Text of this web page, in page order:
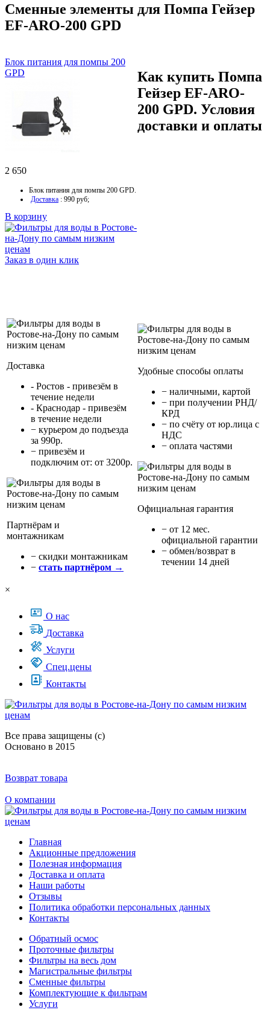
Сменные элементы для Помпа Гейзер
EF-ARO-200 GPD
Блок питания для помпы 200
GPD
2 650
Блок питания для помпы 200 GPD.
Доставка : 990 руб;
В корзину
Заказ в один клик
Как купить Помпа
Гейзер EF-ARO-
200 GPD. Условия
доставки и оплаты
Доставка
- Ростов - привезём в
течение недели
- Краснодар - привезём
в течение недели
− курьером до подъезда
за 990р.
− привезём и
подключим от: от 3200р.
Партнёрам и
монтажникам
− cкидки монтажникам
− стать партнёром →
Удобные способы оплаты
− наличными, картой
− при получении РНД/
КРД
− по счёту от юр.лица с
НДС
− оплата частями
Официальная гарантия
− от 12 мес.
официальной гарантии
− обмен/возврат в
течении 14 дней
×
О нас
Доставка
Услуги
Спец.цены
Контакты
Все права защищены (с)
Основано в 2015
Возврат товара
О компании
Главная
Акционные предложения
Полезная информация
Доставка и оплата
Наши работы
Отзывы
Политика обработки персональных данных
Контакты
Обратный осмос
Проточные фильтры
Фильтры на весь дом
Магистральные фильтры
Сменные фильтры
Комплектующие к фильтрам
Услуги